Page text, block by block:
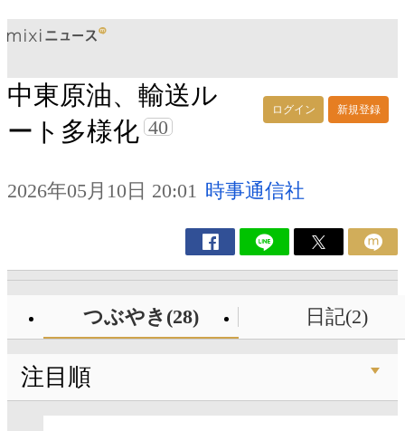
ログイン 新規登録
中東原油、輸送ル
ート多様化 40
2026年05月10日 20:01 時事通信社
つぶやき(28) 日記(2)
注目順